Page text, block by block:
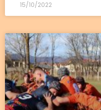
15/10/2022